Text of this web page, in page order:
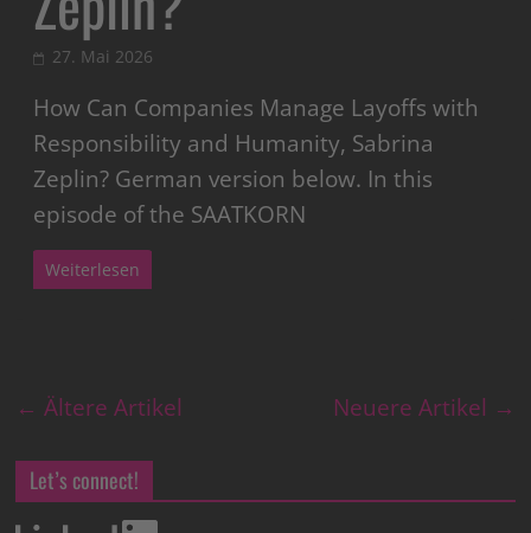
27. Mai 2026
How Can Companies Manage Layoffs with
Responsibility and Humanity, Sabrina
Zeplin? German version below. In this
episode of the SAATKORN
Weiterlesen
← Ältere Artikel Neuere Artikel →
Let’s connect!